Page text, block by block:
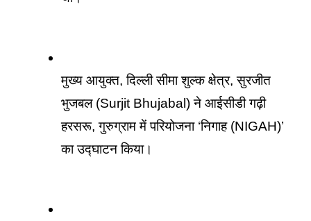
मुख्य आयुक्त, दिल्ली सीमा शुल्क क्षेत्र, सुरजीत
भुजबल (Surjit Bhujabal) ने आईसीडी गढ़ी
हरसरू, गुरुग्राम में परियोजना ‘निगाह (NIGAH)’
का उद्घाटन किया।